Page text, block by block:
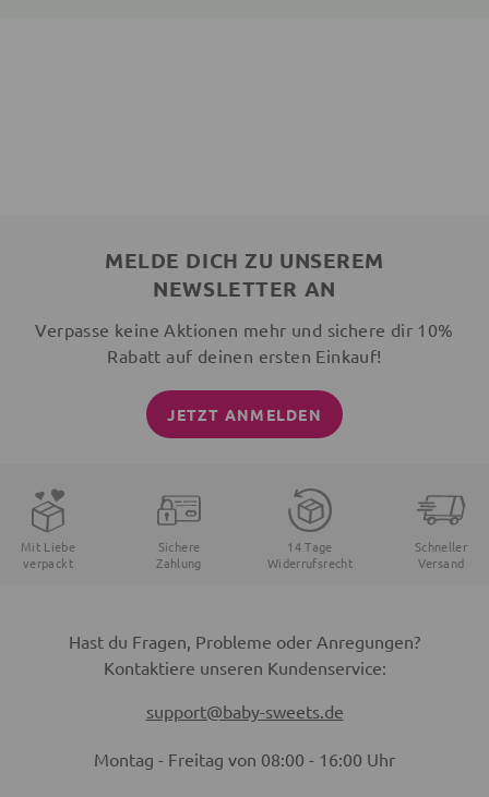
MELDE DICH ZU UNSEREM
NEWSLETTER AN
Verpasse keine Aktionen mehr und sichere dir 10%
Rabatt auf deinen ersten Einkauf!
JETZT ANMELDEN
Mit Liebe
verpackt
Sichere
Zahlung
14 Tage
Widerrufsrecht
Schneller
Versand
Hast du Fragen, Probleme oder Anregungen?
Kontaktiere unseren Kundenservice:
support@baby-sweets.de
Montag - Freitag von 08:00 - 16:00 Uhr